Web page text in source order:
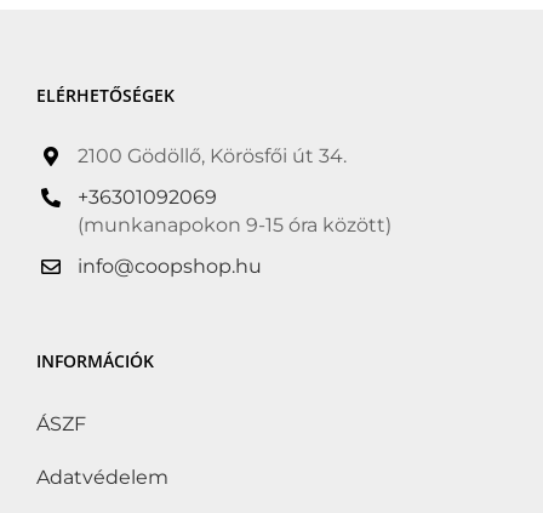
ELÉRHETŐSÉGEK
2100 Gödöllő, Körösfői út 34.
+36301092069
(munkanapokon 9-15 óra között)
info@coopshop.hu
INFORMÁCIÓK
ÁSZF
Adatvédelem